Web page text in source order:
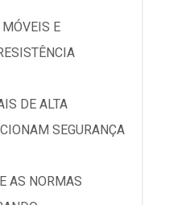
E
DE ALTA
SEGURANÇA
AS NORMAS